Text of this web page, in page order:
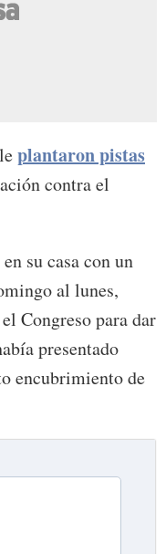
plantaron pistas
contra el
su casa con un
al lunes,
Congreso para dar
presentado
encubrimiento de